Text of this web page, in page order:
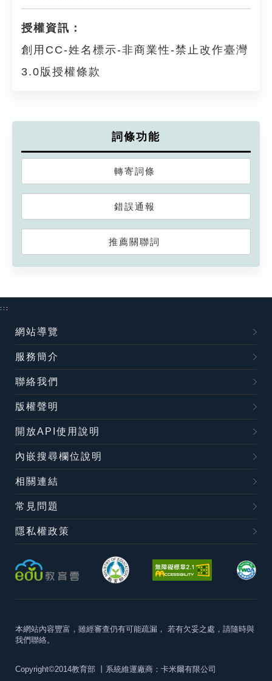
授權資訊：
創用CC-姓名標示-非商業性-禁止改作臺灣
3.0版授權條款
詞條功能
轉寄詞條
錯誤通報
推薦關聯詞
:::
網站導覽
服務簡介
聯絡我們
版權聲明
開放API使用說明
內嵌搜尋欄位說明
相關連結
常見問題
隱私權政策
本網站內容豐富，雖經審查仍有可能疏漏， 若有欠妥之處，請隨時與
我們聯絡。
Copyright©2014教育部 丨系統維運廠商：卡米爾有限公司